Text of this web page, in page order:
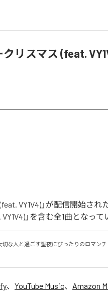
リスマス (feat.
VY1V4)」が配信開始され
」を含む全1曲となって
な人と過ごす聖夜にぴったりのロマン
、 YouTube Music、 Amazon